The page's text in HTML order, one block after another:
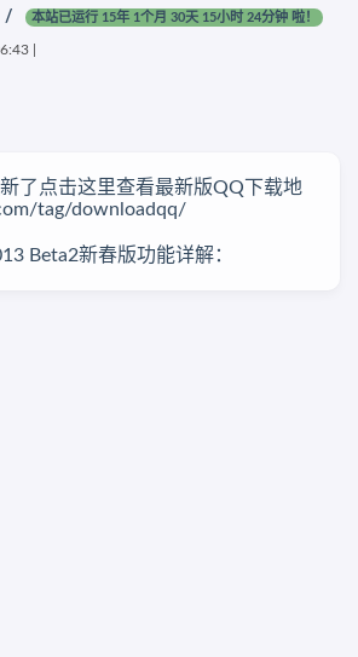
了点击这里查看最新版QQ下载地
tag/downloadqq/
Beta2新春版功能详解：
/ 本站已运行 15年 1个月 30天 15小时 24分钟 啦！